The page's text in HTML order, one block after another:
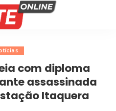
com diploma
assassinada
Itaquera